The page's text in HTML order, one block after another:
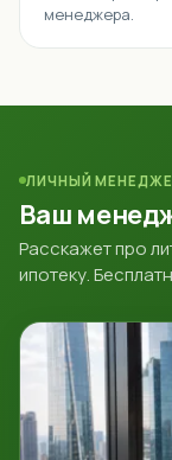
менеджера.
ЛИЧНЫЙ
Ваш
Расскажет про
ипотеку.